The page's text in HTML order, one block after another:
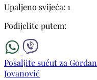
Upaljeno svijeća: 1
Podijelite putem:
Pošaljite sućut za
Jovanović